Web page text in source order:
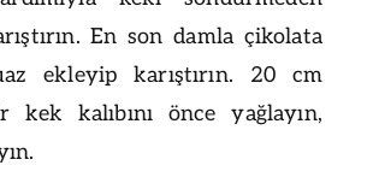
En son damla çikolata
ekleyip karıştırın. 20 cm
kek kalıbını önce yağlayın,